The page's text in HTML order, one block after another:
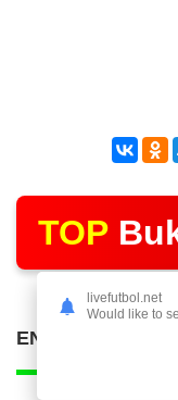
TOP
ENG KO'P
livefutbol.net
Would like to